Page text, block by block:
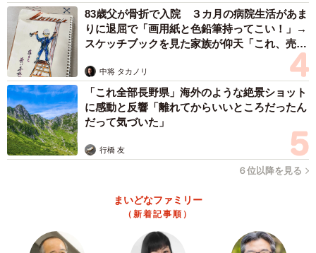
SNSでは「いろんな動物で見てみたい」「こんなにくっき
りと差が出るとは」「黒いところは暑くないのかな？」
「てことは、パンダも？」「サーモカメラでもかわいい」
などの反響が集まった。シマウマの柄は、熱を吸収しやす
い黒と反射しやすい白で温度差をつけ、空気の対流を生み
体温を下げるためという説がある。今回の結果ははたして
その説を補強するものになるだろうか？
シマウマをサーモカメラで撮影した写真です🦓📸
白い部分と黒い部分で体表温度が違うようです！ #浜松市
83歳父が骨折で入院 ３カ月の病院生活があま
りに退屈で「画用紙と色鉛筆持ってこい！」→
スケッチブックを見た家族が仰天「これ、売れ
中将 タカノリ
「これ全部長野県」海外のような絶景ショット
に感動と反響「離れてからいいところだったん
だって気づいた」
行橋 友
６位以降を見る
まいどなファミリー
（新着記事順）